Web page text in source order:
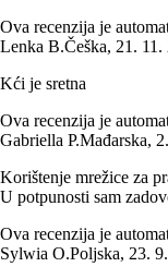
Ova recenzija je
Lenka B.Češka, 21. 11.
Kći je sretna
Ova recenzija je
Gabriella P.Mađarska,
Korištenje mrežice za
U potpunosti sam
Ova recenzija je
Sylwia O.Poljska, 23.